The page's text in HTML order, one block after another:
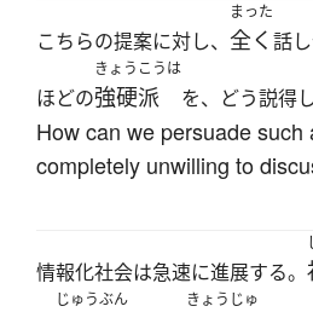
こちらの提案に対し、
まった
全く 話
ほどの
きょうこうは
強硬派 を、どう説得
How can we persuade
completely unwilling to
情報化社会は急速に進展する。
じゅうぶん きょうじゅ